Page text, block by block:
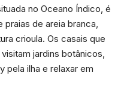
no Oceano Índico, é
de areia branca,
crioula. Os casais que
jardins botânicos,
pela ilha e relaxar em